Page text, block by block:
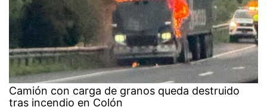
Camión con carga de granos queda destruido
tras incendio en Colón